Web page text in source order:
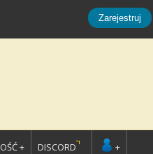
Zarejestruj
+ DISCORD +